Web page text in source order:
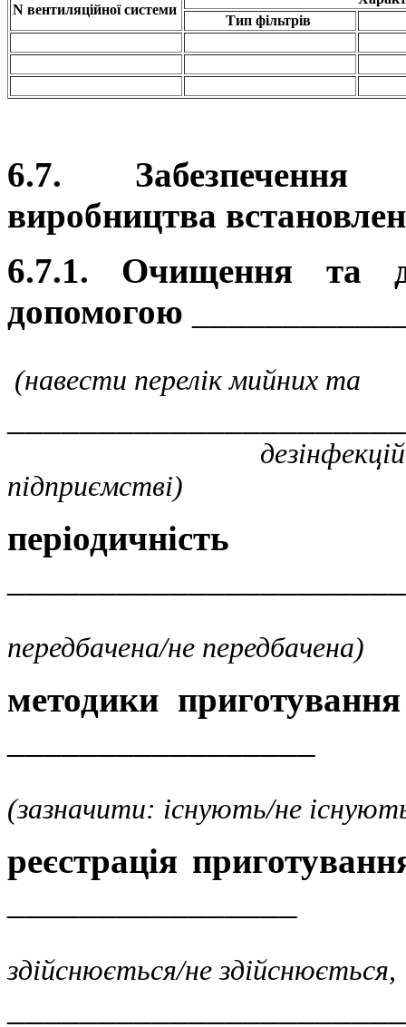
N вентиляційної системи
Тип фільтрів
6.7. Забезпечення
виробництва
6.7.1. Очищення та
допомогою
(навести перелік мийних та
дезінфекційних
підприємстві)
періодичність
передбачена/не передбачена)
методики
(зазначити: існують/не
реєстрація
здійснюється/не здійснюється,